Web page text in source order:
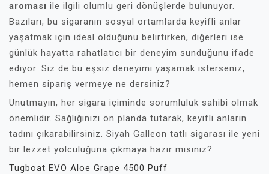
aroması ile ilgili olumlu geri dönüşlerde bulunuyor.
Bazıları, bu sigaranın sosyal ortamlarda keyifli anlar
yaşatmak için ideal olduğunu belirtirken, diğerleri ise
günlük hayatta rahatlatıcı bir deneyim sunduğunu ifade
ediyor. Siz de bu eşsiz deneyimi yaşamak isterseniz,
hemen sipariş vermeye ne dersiniz?
Unutmayın, her sigara içiminde sorumluluk sahibi olmak
önemlidir. Sağlığınızı ön planda tutarak, keyifli anların
tadını çıkarabilirsiniz. Siyah Galleon tatlı sigarası ile yeni
bir lezzet yolculuğuna çıkmaya hazır mısınız?
Tugboat EVO Aloe Grape 4500 Puff